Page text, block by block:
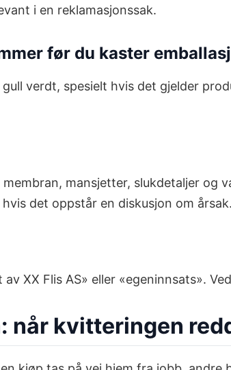
i en reklamasjonssak.
før du kaster
verdt, spesielt hvis det gjelder
mansjetter, slukdetaljer og
hvis det oppstår en diskusjon om årsak.
XX Flis AS» eller «egeninnsats».
når kvitteringen